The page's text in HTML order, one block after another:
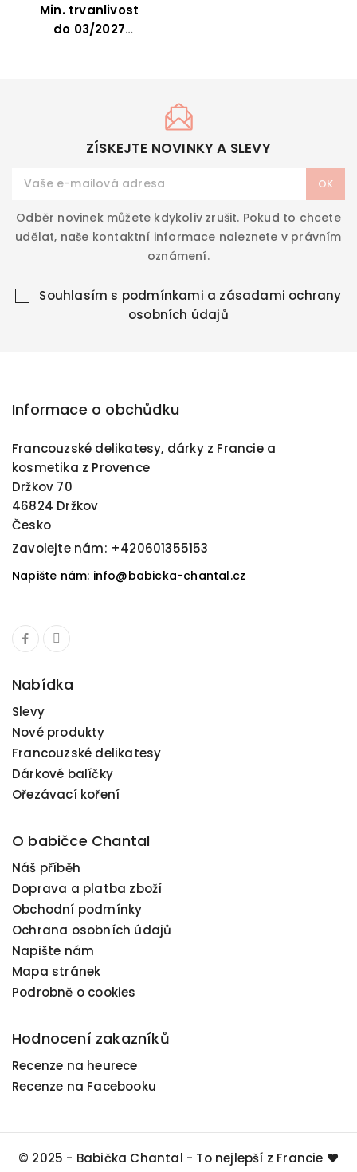
vinaigrettem.
Min. trvanlivost
do 03/2027
ZÍSKEJTE NOVINKY A SLEVY
Odběr novinek můžete kdykoliv zrušit. Pokud to chcete
udělat, naše kontaktní informace naleznete v právním
oznámení.
Souhlasím s podmínkami a zásadami ochrany
osobních údajů
Informace o obchůdku
Francouzské delikatesy, dárky z Francie a
kosmetika z Provence
Držkov 70
46824 Držkov
Česko
Zavolejte nám: +420601355153
Napište nám: info@babicka-chantal.cz
Nabídka
Slevy
Nové produkty
Francouzské delikatesy
Dárkové balíčky
Ořezávací koření
O babičce Chantal
Náš příběh
Doprava a platba zboží
Obchodní podmínky
Ochrana osobních údajů
Napište nám
Mapa stránek
Podrobně o cookies
Hodnocení zakazníků
Recenze na heurece
Recenze na Facebooku
© 2025 - Babička Chantal - To nejlepší z Francie ❤️